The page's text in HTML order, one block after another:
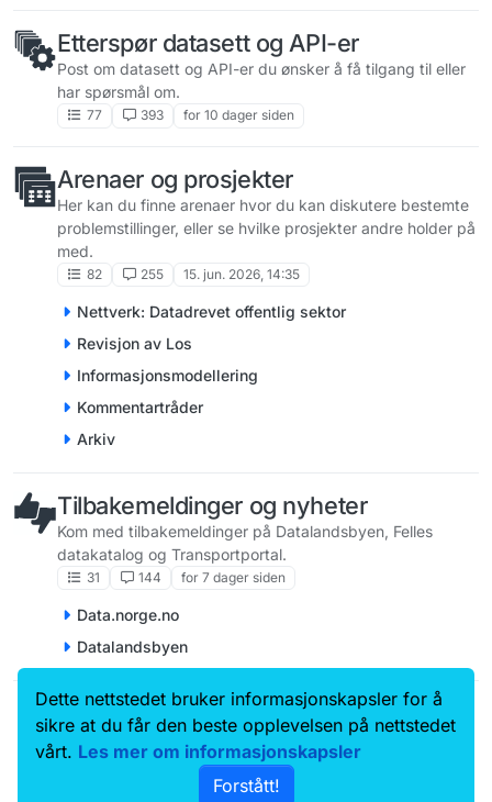
Etterspør datasett og API-er
Post om datasett og API-er du ønsker å få tilgang til eller
har spørsmål om.
77 393 for 10 dager siden
Arenaer og prosjekter
Her kan du finne arenaer hvor du kan diskutere bestemte
problemstillinger, eller se hvilke prosjekter andre holder på
med.
82 255 15. jun. 2026, 14:35
Nettverk: Datadrevet offentlig sektor
Revisjon av Los
Informasjonsmodellering
Kommentartråder
Arkiv
Tilbakemeldinger og nyheter
Kom med tilbakemeldinger på Datalandsbyen, Felles
datakatalog og Transportportal.
31 144 for 7 dager siden
Data.norge.no
Datalandsbyen
Data.norge.no
Kontakt oss
Samtykke og brukervilkår
Tilgjengelighetserklæring
Dette nettstedet bruker informasjonskapsler for å
sikre at du får den beste opplevelsen på nettstedet
vårt. Les mer om informasjonskapsler
Forstått!